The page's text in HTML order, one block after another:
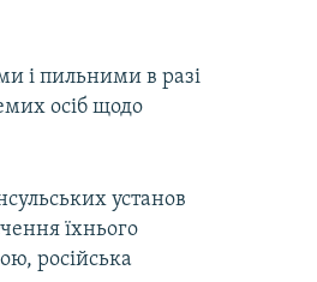
і пильними в разі
осіб щодо
установ
їхнього
російська